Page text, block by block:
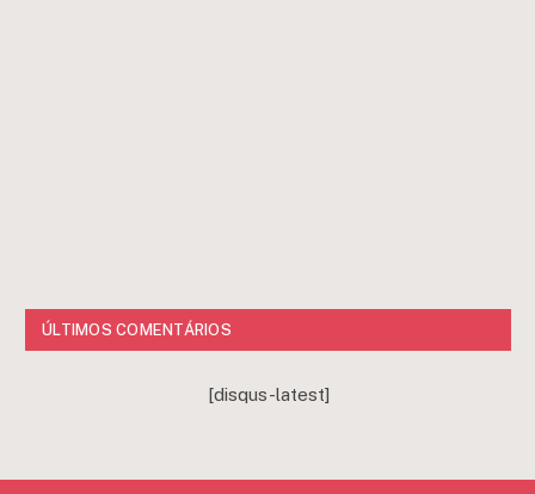
ÚLTIMOS COMENTÁRIOS
[disqus-latest]